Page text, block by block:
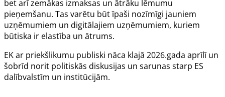
bet arī zemākas izmaksas un ātrāku lēmumu
pieņemšanu. Tas varētu būt īpaši nozīmīgi jauniem
uzņēmumiem un digitālajiem uzņēmumiem, kuriem
būtiska ir elastība un ātrums.
EK ar priekšlikumu publiski nāca klajā 2026.gada aprīlī un
šobrīd norit politiskās diskusijas un sarunas starp ES
dalībvalstīm un institūcijām.